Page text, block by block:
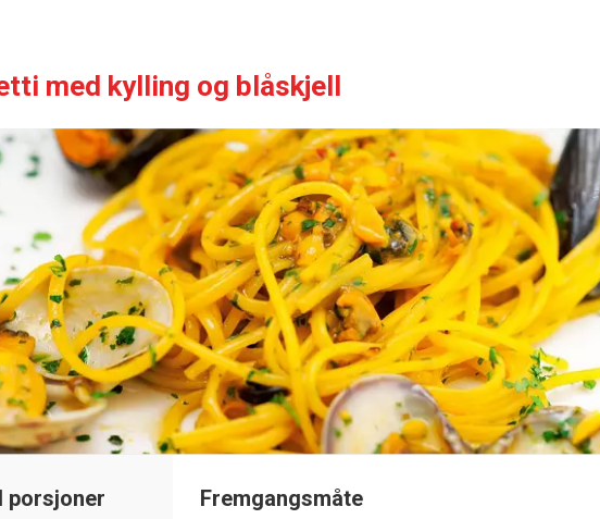
med kylling og blåskjell
porsjoner Fremgangsmåte